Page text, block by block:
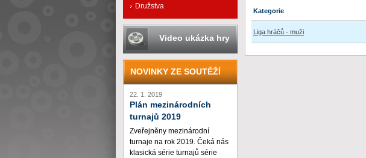
Kategorie
Liga hráčů - muži
Družstva
Video ukázka hry
NOVINKY ZE SOUTĚŽÍ
22. 1. 2019
Plán mezinárodních
turnajů 2019
Zveřejněny mezinárodní
turnaje na rok 2019. Čeká nás
klasická série turnajů série